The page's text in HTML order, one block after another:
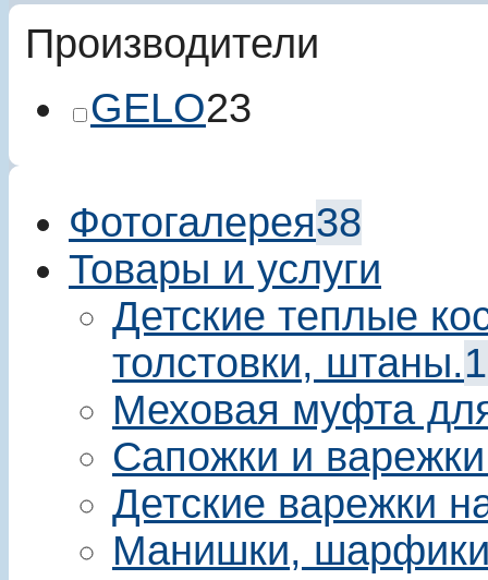
Производители
GELO23
Фотогалерея38
Товары и услуги
Детские теплые
толстовки, штаны.
Меховая муфта
Сапожки и
Детские варежки
Манишки,